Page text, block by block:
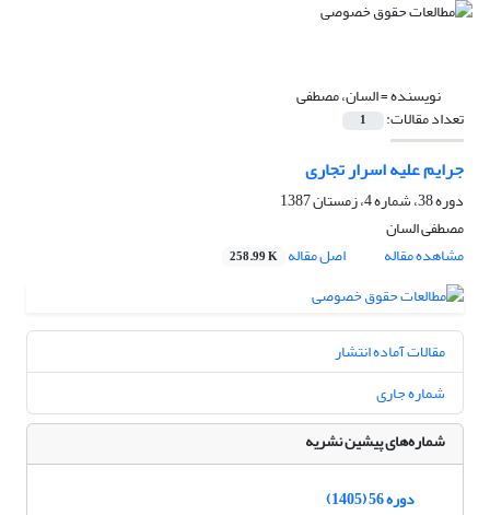
نویسنده =السان، مصطفی
تعداد مقالات: 1
جرایم علیه اسرار تجاری
دوره 38، شماره 4، زمستان 1387
مصطفی السان
مشاهده مقاله
اصل مقاله 258.99 K
مقالات آماده انتشار
شماره جاری
شماره‌های پیشین نشریه
دوره 56 (1405)